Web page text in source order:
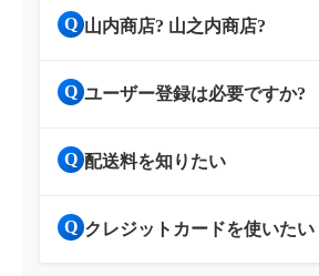
Q 山内商店? 山之内商店?
Q ユーザー登録は必要ですか?
Q 配送料を知りたい
Q クレジットカードを使いたい